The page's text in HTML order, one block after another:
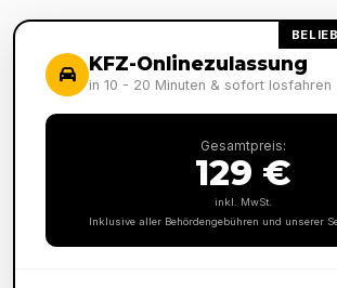
KFZ-Onlinezulassung
in 10 - 20 Minuten & sofort losfahren
Gesamtpreis:
129 €
inkl. MwSt.
Inklusive aller Behördengebühren und unserer